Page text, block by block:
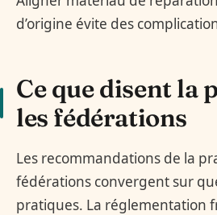
d’origine évite des
Ce que disent la
les fédérations
Les recommandations de la
fédérations convergent sur
pratiques. La réglementation